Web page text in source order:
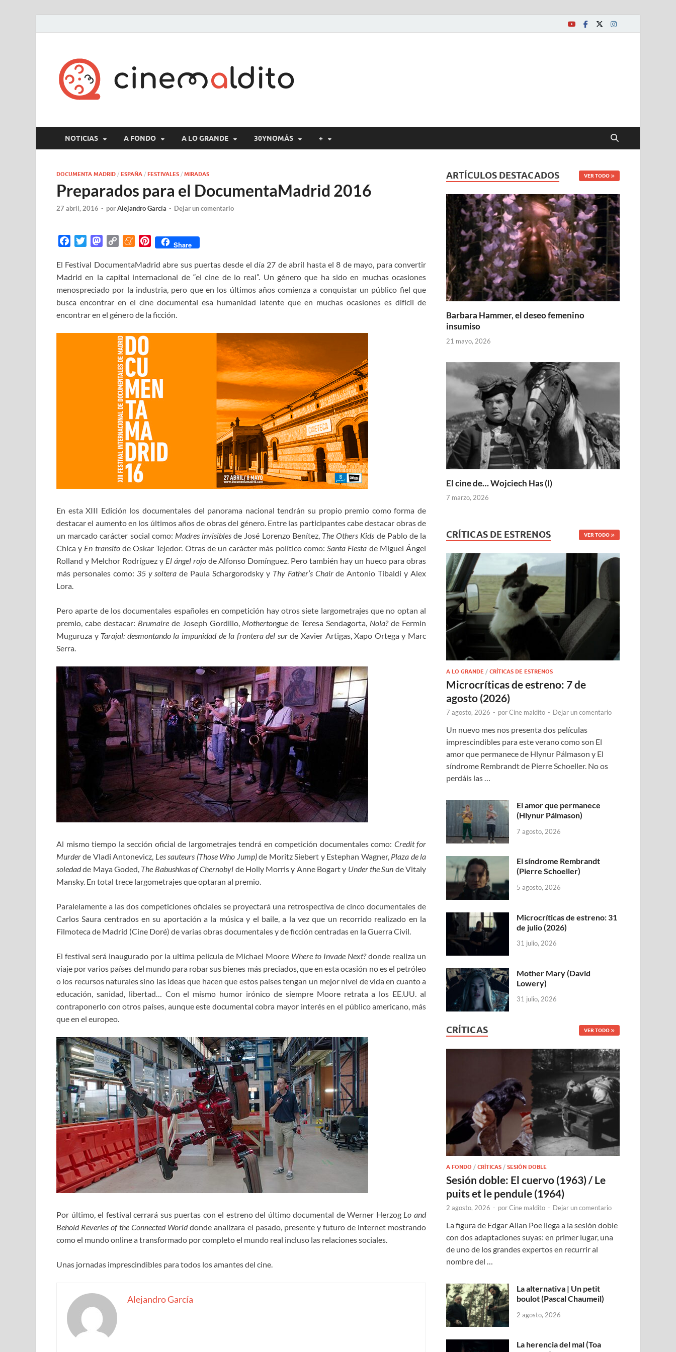
NOTICIAS A FONDO A LO GRANDE 30YNOMÁS +
DOCUMENTA MADRID / ESPAÑA / FESTIVALES / MIRADAS
Preparados para el DocumentaMadrid 2016
27 abril, 2016 - porAlejandro García - Dejar un comentario
c
e
b
o
o
i
t
t
e
r
M
s
t
o
d
o
p
y
L
i
n
M
n
e
a
m
e
P
n
t
e
r
e
Share
El Festival DocumentaMadrid abre sus puertas desde el día 27 de abril hasta el 8 de mayo, para convertir
Madrid en la capital internacional de “el cine de lo real”. Un género que ha sido en muchas ocasiones
menospreciado por la industria, pero que en los últimos años comienza a conquistar un público fiel que
busca encontrar en el cine documental esa humanidad latente que en muchas ocasiones es difícil de
encontrar en el género de la ficción.
En esta XIII Edición los documentales del panorama nacional tendrán su propio premio como forma de
destacar el aumento en los últimos años de obras del género. Entre las participantes cabe destacar obras de
un marcado carácter social como: Madres invisiblesde José Lorenzo Benítez, The Others Kids de Pablo de la
Chica y En transito de Oskar Tejedor. Otras de un carácter más político como:Santa Fiesta de Miguel Ángel
Rolland y Melchor Rodríguez y El ángel rojode Alfonso Domínguez. Pero también hay un hueco para obras
más personales como: 35 y soltera de Paula Schargorodsky y Thy Father’s Chairde Antonio Tibaldi y Alex
Lora.
Pero aparte de los documentales españoles en competición hay otros siete largometrajes que no optan al
premio, cabe destacar: Brumairede Joseph Gordillo, Mothertongue de Teresa Sendagorta, Nola?de Fermin
Muguruza y Tarajal: desmontando la impunidad de la frontera del surde Xavier Artigas, Xapo Ortega y Marc
Serra.
Al mismo tiempo la sección oficial de largometrajes tendrá en competición documentales como: Credit for
Murderde Vladi Antonevicz, Les sauteurs (Those Who Jump)de Moritz Siebert y Estephan Wagner, Plaza de la
soledadde Maya Goded, The Babushkas of Chernobyl de Holly Morris y Anne Bogart y Under the Sun de Vitaly
Mansky. En total trece largometrajes que optaran al premio.
Paralelamente a las dos competiciones oficiales se proyectará una retrospectiva de cinco documentales de
Carlos Saura centrados en su aportación a la música y el baile, a la vez que un recorrido realizado en la
Filmoteca de Madrid (Cine Doré) de varias obras documentales y de ficción centradas en la Guerra Civil.
El festival será inaugurado por la ultima película de Michael Moore Where to Invade Next?donde realiza un
viaje por varios países del mundo para robar sus bienes más preciados, que en esta ocasión no es el petróleo
o los recursos naturales sino las ideas que hacen que estos países tengan un mejor nivel de vida en cuanto a
educación, sanidad, libertad… Con el mismo humor irónico de siempre Moore retrata a los EE.UU. al
contraponerlo con otros países, aunque este documental cobra mayor interés en el público americano, más
que en el europeo.
Por último, el festival cerrará sus puertas con el estreno del último documental de Werner Herzog Lo and
Behold Reveries of the Connected Worlddonde analizara el pasado, presente y futuro de internet mostrando
como el mundo online a transformado por completo el mundo real incluso las relaciones sociales.
Unas jornadas imprescindibles para todos los amantes del cine.
Alejandro García
ARTÍCULOS DESTACADOS VER TODO
Barbara Hammer, el deseo femenino
insumiso
21 mayo, 2026
El cine de… Wojciech Has (I)
7 marzo, 2026
CRÍTICAS DE ESTRENOS VER TODO
A LO GRANDE /CRÍTICAS DE ESTRENOS
Microcríticas de estreno: 7 de
agosto (2026)
7 agosto, 2026 - porCine maldito - Dejar un comentario
Un nuevo mes nos presenta dos películas
imprescindibles para este verano como son El
amor que permanece de Hlynur Pálmason y El
síndrome Rembrandt de Pierre Schoeller. No os
perdáis las …
El amor que permanece
(Hlynur Pálmason)
7 agosto, 2026
El síndrome Rembrandt
(Pierre Schoeller)
5 agosto, 2026
Microcríticas de estreno: 31
de julio (2026)
31 julio, 2026
Mother Mary (David
Lowery)
31 julio, 2026
CRÍTICAS VER TODO
A FONDO /CRÍTICAS /SESIÓN DOBLE
Sesión doble: El cuervo (1963) / Le
puits et le pendule (1964)
2 agosto, 2026 - porCine maldito - Dejar un comentario
La figura de Edgar Allan Poe llega a la sesión doble
con dos adaptaciones suyas: en primer lugar, una
de uno de los grandes expertos en recurrir al
nombre del …
La alternativa | Un petit
boulot (Pascal Chaumeil)
2 agosto, 2026
La herencia del mal (Toa